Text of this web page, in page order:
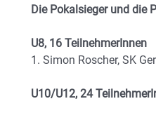
Die Pokalsieger und die
U8, 16 TeilnehmerInnen
1. Simon Roscher, SK
U10/U12, 24